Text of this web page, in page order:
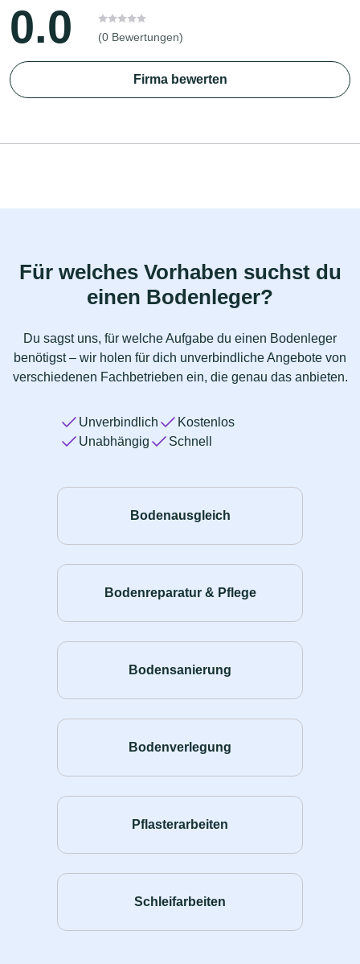
0.0 (0 Bewertungen)
Firma bewerten
Für welches Vorhaben suchst du
einen Bodenleger?
Du sagst uns, für welche Aufgabe du einen Bodenleger
benötigst – wir holen für dich unverbindliche Angebote von
verschiedenen Fachbetrieben ein, die genau das anbieten.
Unverbindlich
Kostenlos
Unabhängig
Schnell
Bodenausgleich
Bodenreparatur & Pflege
Bodensanierung
Bodenverlegung
Pflasterarbeiten
Schleifarbeiten